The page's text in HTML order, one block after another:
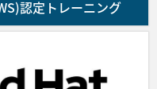
し込みを受付でき
知するものとしま
認定トレーニング